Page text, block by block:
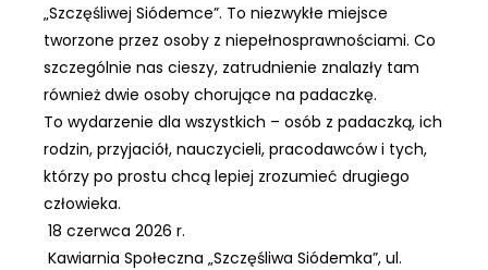
„Szczęśliwej Siódemce”. To niezwykłe miejsce
tworzone przez osoby z niepełnosprawnościami. Co
szczególnie nas cieszy, zatrudnienie znalazły tam
również dwie osoby chorujące na padaczkę.
To wydarzenie dla wszystkich – osób z padaczką, ich
rodzin, przyjaciół, nauczycieli, pracodawców i tych,
którzy po prostu chcą lepiej zrozumieć drugiego
człowieka.
18 czerwca 2026 r.
Kawiarnia Społeczna „Szczęśliwa Siódemka”, ul.